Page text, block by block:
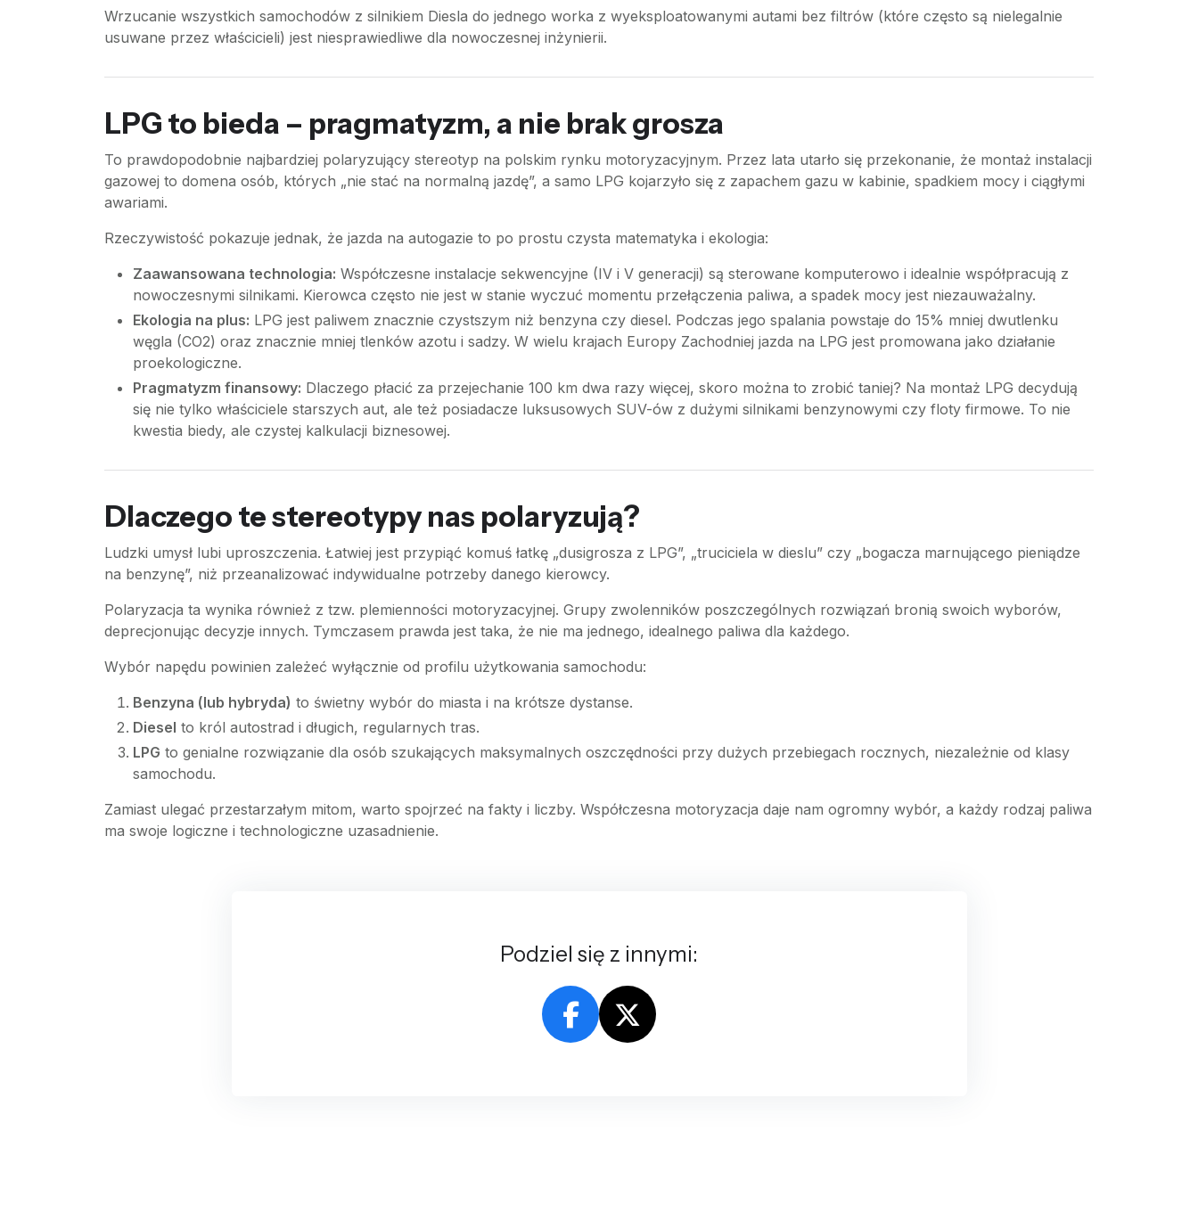
Wrzucanie wszystkich samochodów z silnikiem Diesla do jednego worka z wyeksploatowanymi autami bez filtrów (które często są nielegalnie
usuwane przez właścicieli) jest niesprawiedliwe dla nowoczesnej inżynierii.
LPG to bieda – pragmatyzm, a nie brak grosza
To prawdopodobnie najbardziej polaryzujący stereotyp na polskim rynku motoryzacyjnym. Przez lata utarło się przekonanie, że montaż instalacji
gazowej to domena osób, których „nie stać na normalną jazdę”, a samo LPG kojarzyło się z zapachem gazu w kabinie, spadkiem mocy i ciągłymi
awariami.
Rzeczywistość pokazuje jednak, że jazda na autogazie to po prostu czysta matematyka i ekologia:
Zaawansowana technologia: Współczesne instalacje sekwencyjne (IV i V generacji) są sterowane komputerowo i idealnie współpracują z
nowoczesnymi silnikami. Kierowca często nie jest w stanie wyczuć momentu przełączenia paliwa, a spadek mocy jest niezauważalny.
Ekologia na plus: LPG jest paliwem znacznie czystszym niż benzyna czy diesel. Podczas jego spalania powstaje do 15% mniej dwutlenku
węgla (CO2) oraz znacznie mniej tlenków azotu i sadzy. W wielu krajach Europy Zachodniej jazda na LPG jest promowana jako działanie
proekologiczne.
Pragmatyzm finansowy: Dlaczego płacić za przejechanie 100 km dwa razy więcej, skoro można to zrobić taniej? Na montaż LPG decydują
się nie tylko właściciele starszych aut, ale też posiadacze luksusowych SUV-ów z dużymi silnikami benzynowymi czy floty firmowe. To nie
kwestia biedy, ale czystej kalkulacji biznesowej.
Dlaczego te stereotypy nas polaryzują?
Ludzki umysł lubi uproszczenia. Łatwiej jest przypiąć komuś łatkę „dusigrosza z LPG”, „truciciela w dieslu” czy „bogacza marnującego pieniądze
na benzynę”, niż przeanalizować indywidualne potrzeby danego kierowcy.
Polaryzacja ta wynika również z tzw. plemienności motoryzacyjnej. Grupy zwolenników poszczególnych rozwiązań bronią swoich wyborów,
deprecjonując decyzje innych. Tymczasem prawda jest taka, że nie ma jednego, idealnego paliwa dla każdego.
Wybór napędu powinien zależeć wyłącznie od profilu użytkowania samochodu:
Benzyna (lub hybryda) to świetny wybór do miasta i na krótsze dystanse.
Diesel to król autostrad i długich, regularnych tras.
LPG to genialne rozwiązanie dla osób szukających maksymalnych oszczędności przy dużych przebiegach rocznych, niezależnie od klasy
samochodu.
Zamiast ulegać przestarzałym mitom, warto spojrzeć na fakty i liczby. Współczesna motoryzacja daje nam ogromny wybór, a każdy rodzaj paliwa
ma swoje logiczne i technologiczne uzasadnienie.
Podziel się z innymi: